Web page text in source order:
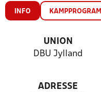
INFO KAMPPROGRAM
UNION
DBU Jylland
ADRESSE